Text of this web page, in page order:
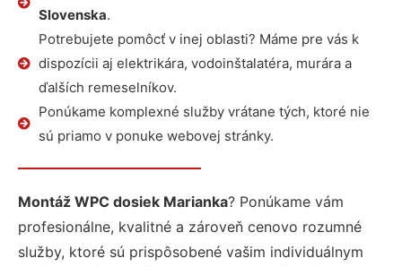
Slovenska.
Potrebujete pomôcť v inej oblasti? Máme pre vás k
dispozícii aj elektrikára, vodoinštalatéra, murára a
ďalších remeselníkov.
Ponúkame komplexné služby vrátane tých, ktoré nie
sú priamo v ponuke webovej stránky.
Montáž WPC dosiek Marianka? Ponúkame vám
profesionálne, kvalitné a zároveň cenovo rozumné
služby, ktoré sú prispôsobené vašim individuálnym